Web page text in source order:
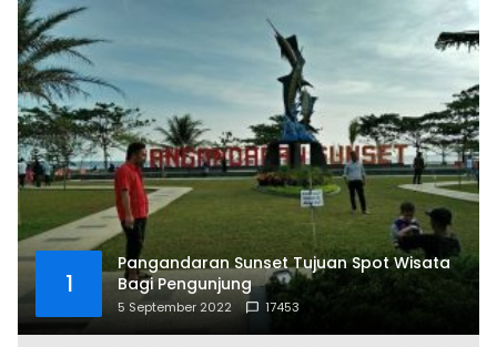
1
Pangandaran Sunset Tujuan Spot Wisata
Bagi Pengunjung
5 September 2022 17453